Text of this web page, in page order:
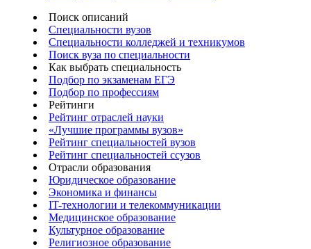
Поиск описаний
Специальности вузов
Специальности колледжей и техникумов
Поиск вуза по специальности
Как выбрать специальность
Подбор по экзаменам ЕГЭ
Подбор по профессиям
Рейтинги
Рейтинг отраслей науки
«Лучшие программы вузов»
Рейтинг специальностей вузов
Рейтинг специальностей ссузов
Отрасли образования
Юридическое образование
Экономика и финансы
IT-технологии и телекоммуникации
Медицинское образование
Культурное образование
Религиозное образование